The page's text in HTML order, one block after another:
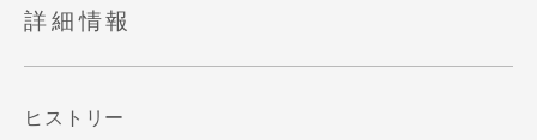
詳細情報
ヒストリー